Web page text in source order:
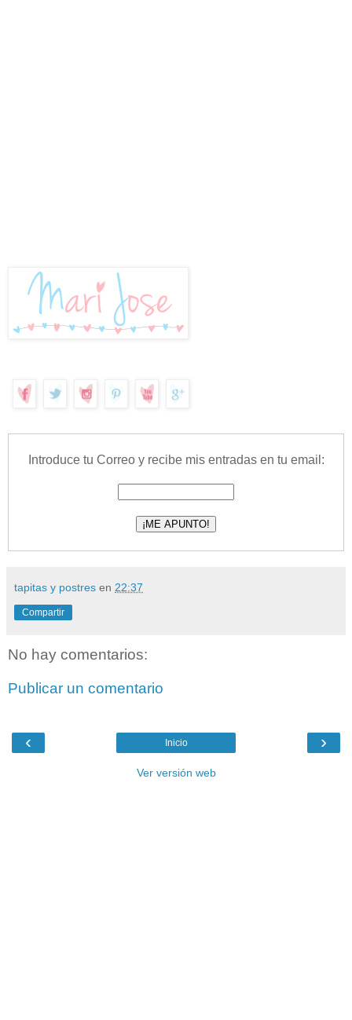
Introduce tu Correo y recibe mis entradas en tu email:
tapitas y postres en 22:37
Compartir
No hay comentarios:
Publicar un comentario
‹ ›
Inicio
Ver versión web